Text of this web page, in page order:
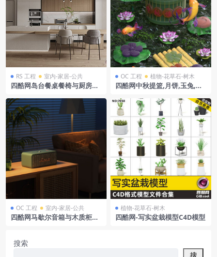
RS 工程 室内-家居-公共
四酷网岛台餐桌餐椅与厨房橱
OC 工程 植物-花草石-树木
四酷网中秋提篮,月饼,玉兔,荷
OC 工程 室内-家居-公共
四酷网马歇尔音箱与木质柜沙
植物-花草石-树木
四酷网-写实盆栽模型C4D模型
搜索
搜